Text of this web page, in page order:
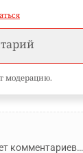
модерацию.
комментариев…